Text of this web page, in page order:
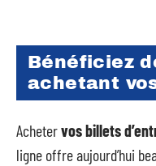
Bénéficiez
achetant
Achetervos billets
ligne offre aujourd’hui